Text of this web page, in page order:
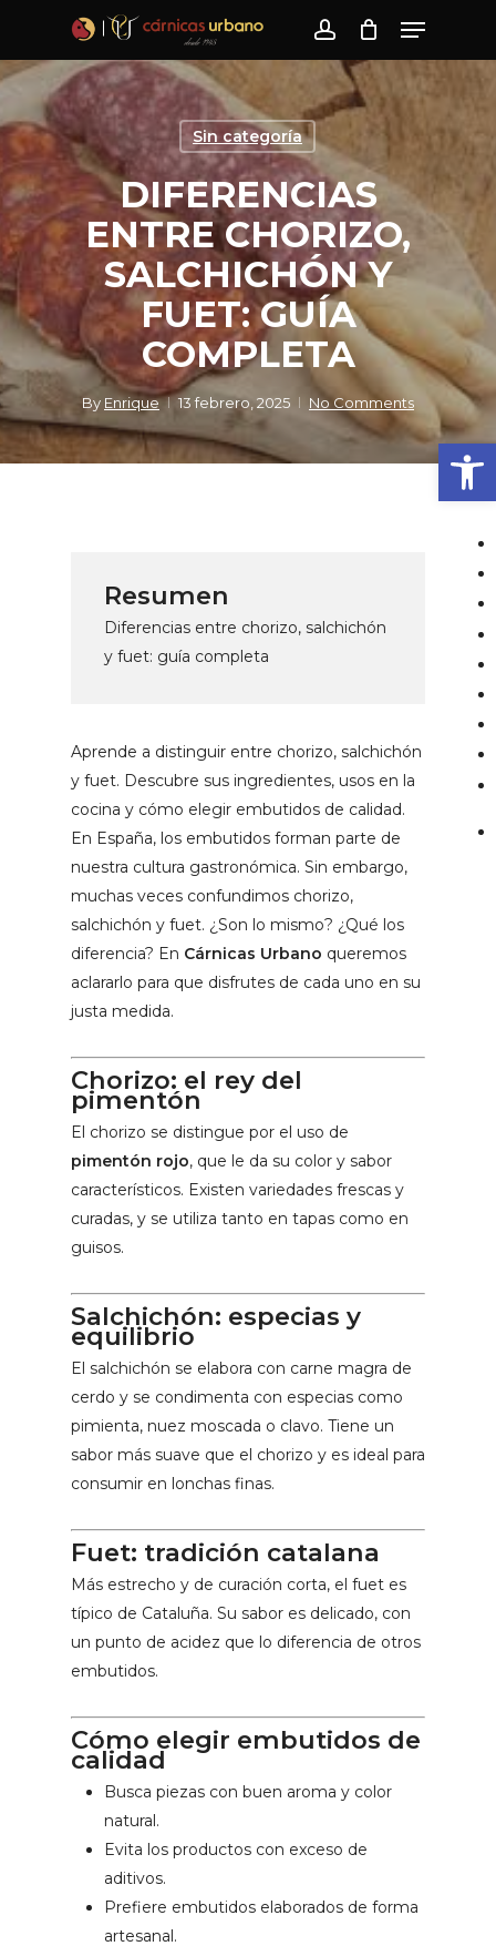
main
content
Menu
Sin categoría
DIFERENCIAS
ENTRE CHORIZO,
SALCHICHÓN Y
FUET: GUÍA
COMPLETA
By Enrique 13 febrero, 2025 No Comments
Resumen
Diferencias entre chorizo, salchichón
y fuet: guía completa
Aprende a distinguir entre chorizo, salchichón
y fuet. Descubre sus ingredientes, usos en la
cocina y cómo elegir embutidos de calidad.
En España, los embutidos forman parte de
nuestra cultura gastronómica. Sin embargo,
muchas veces confundimos chorizo,
salchichón y fuet. ¿Son lo mismo? ¿Qué los
diferencia? En Cárnicas Urbano queremos
aclararlo para que disfrutes de cada uno en su
justa medida.
Chorizo: el rey del
pimentón
El chorizo se distingue por el uso de
pimentón rojo, que le da su color y sabor
característicos. Existen variedades frescas y
curadas, y se utiliza tanto en tapas como en
guisos.
Salchichón: especias y
equilibrio
El salchichón se elabora con carne magra de
cerdo y se condimenta con especias como
pimienta, nuez moscada o clavo. Tiene un
sabor más suave que el chorizo y es ideal para
consumir en lonchas finas.
Fuet: tradición catalana
Más estrecho y de curación corta, el fuet es
típico de Cataluña. Su sabor es delicado, con
un punto de acidez que lo diferencia de otros
embutidos.
Cómo elegir embutidos de
calidad
Busca piezas con buen aroma y color
natural.
Evita los productos con exceso de
aditivos.
Prefiere embutidos elaborados de forma
artesanal.